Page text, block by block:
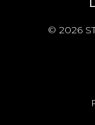
© 2026